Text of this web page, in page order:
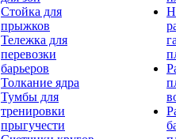
Стойка для
прыжков
Тележка для
перевозки
барьеров
Толкание ядра
Тумбы для
тренировки
прыгучести